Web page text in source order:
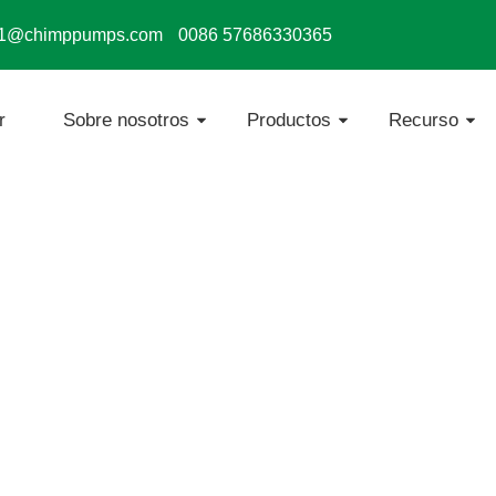
0086 57686330365
Sobre nosotros Productos Recurso